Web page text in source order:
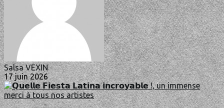
Salsa VEXIN
17 juin 2026